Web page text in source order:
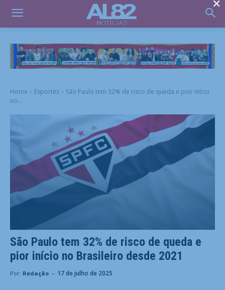
Home Esportes
São Paulo tem 32% de risco de queda e pior início
no...
São Paulo tem 32% de risco de queda e
pior início no Brasileiro desde 2021
Por: Redação - 17 de julho de 2025